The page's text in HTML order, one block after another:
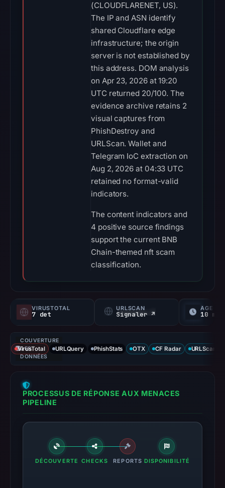
(CLOUDFLARENET, US).
The IP and ASN identify
shared Cloudflare edge
infrastructure; the origin
server is not established by
this address. DOM analysis
on Apr 23, 2026 at 19:20
UTC returned 20/100. The
evidence archive retains 2
visual captures from
PhishDestroy and
URLScan. Wallet and
Telegram IoC extraction on
Aug 2, 2026 at 04:33 UTC
retained no format-valid
indicators.
The content indicators and
4 positive source findings
support the current BNB
Chain-themed nft scam
classification.
VIRUSTOTAL
7 det
URLSCAN
Signaler ↗
ÂGE
10 mo
COUVERTURE
DES
DONNÉES
VirusTotal URLQuery PhishStats OTX CF Radar URLScan
PROCESSUS DE RÉPONSE AUX MENACES
PIPELINE
DÉCOUVERTE CHECKS REPORTS DISPONIBILITÉ